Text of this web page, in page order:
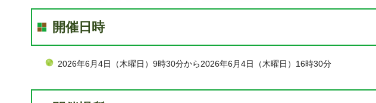
開催日時
2026年6月4日（木曜日）9時30分から2026年6月4日（木曜日）16時30分